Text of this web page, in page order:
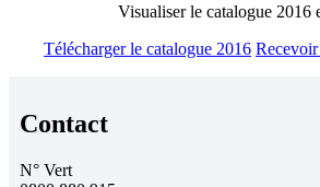
Visualiser le catalogue 2016
Télécharger le catalogue 2016
Contact
N° Vert